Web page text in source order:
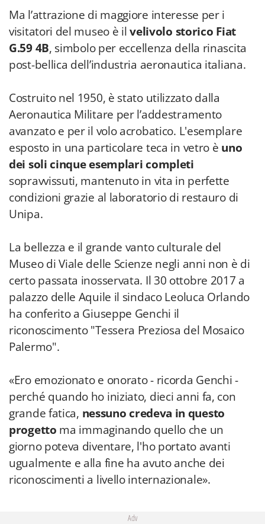
Ma l’attrazione di maggiore interesse per i
visitatori del museo è ilvelivolo storico Fiat
G.59 4B, simbolo per eccellenza della rinascita
post-bellica dell’industria aeronautica italiana.
Costruito nel 1950, è stato utilizzato dalla
Aeronautica Militare per l’addestramento
avanzato e per il volo acrobatico. L'esemplare
esposto in una particolare teca in vetro è uno
dei soli cinque esemplari completi
sopravvissuti, mantenuto in vita in perfette
condizioni grazie al laboratorio di restauro di
Unipa.
La bellezza e il grande vanto culturale del
Museo di Viale delle Scienze negli anni non è di
certo passata inosservata. Il 30 ottobre 2017 a
palazzo delle Aquile il sindaco Leoluca Orlando
ha conferito a Giuseppe Genchi il
riconoscimento "Tessera Preziosa del Mosaico
Palermo".
«Ero emozionato e onorato - ricorda Genchi -
perché quando ho iniziato, dieci anni fa, con
grande fatica, nessuno credeva in questo
progetto ma immaginando quello che un
giorno poteva diventare, l'ho portato avanti
ugualmente e alla fine ha avuto anche dei
riconoscimenti a livello internazionale».
Adv